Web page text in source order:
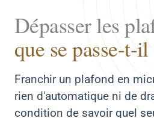
Dépasser les
que se passe-t-il
Franchir un plafond en
rien d'automatique ni de
condition de savoir quel